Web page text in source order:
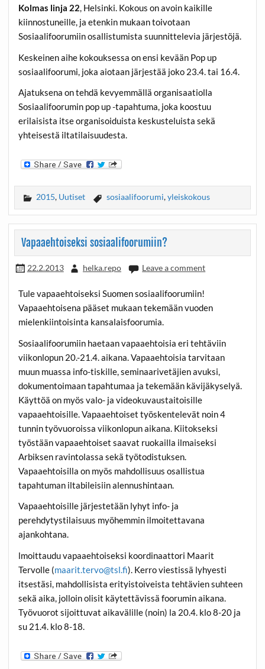
Kolmas linja 22, Helsinki. Kokous on avoin kaikille
kiinnostuneille, ja etenkin mukaan toivotaan
Sosiaalifoorumiin osallistumista suunnittelevia järjestöjä.
Keskeinen aihe kokouksessa on ensi kevään Pop up
sosiaalifoorumi, joka aiotaan järjestää joko 23.4. tai 16.4.
Ajatuksena on tehdä kevyemmällä organisaatiolla
Sosiaalifoorumin pop up -tapahtuma, joka koostuu
erilaisista itse organisoiduista keskusteluista sekä
yhteisestä iltatilaisuudesta.
2015, Uutiset sosiaalifoorumi,yleiskokous
Vapaaehtoiseksi sosiaalifoorumiin?
22.2.2013 helka.repo Leave a comment
Tule vapaaehtoiseksi Suomen sosiaalifoorumiin!
Vapaaehtoisena pääset mukaan tekemään vuoden
mielenkiintoisinta kansalaisfoorumia.
Sosiaalifoorumiin haetaan vapaaehtoisia eri tehtäviin
viikonlopun 20.-21.4. aikana. Vapaaehtoisia tarvitaan
muun muassa info-tiskille, seminaarivetäjien avuksi,
dokumentoimaan tapahtumaa ja tekemään kävijäkyselyä.
Käyttöä on myös valo- ja videokuvaustaitoisille
vapaaehtoisille. Vapaaehtoiset työskentelevät noin 4
tunnin työvuoroissa viikonlopun aikana. Kiitokseksi
työstään vapaaehtoiset saavat ruokailla ilmaiseksi
Arbiksen ravintolassa sekä työtodistuksen.
Vapaaehtoisilla on myös mahdollisuus osallistua
tapahtuman iltabileisiin alennushintaan.
Vapaaehtoisille järjestetään lyhyt info- ja
perehdytystilaisuus myöhemmin ilmoitettavana
ajankohtana.
lmoittaudu vapaaehtoiseksi koordinaattori Maarit
Tervolle (maarit.tervo@tsl.fi). Kerro viestissä lyhyesti
itsestäsi, mahdollisista erityistoiveista tehtävien suhteen
sekä aika, jolloin olisit käytettävissä foorumin aikana.
Työvuorot sijoittuvat aikavälille (noin) la 20.4. klo 8-20 ja
su 21.4. klo 8-18.